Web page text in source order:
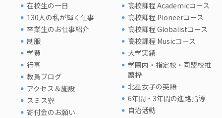
在校生の一日
130人の私が輝く仕事
卒業生のお仕事紹介
制服
学費
行事
教員ブログ
アクセス＆施設
スミス寮
寄付金のお願い
高校課程 Academicコース
高校課程 Pioneerコース
高校課程 Globalistコース
高校課程 Musicコース
大学実績
学園内・指定校・同盟校推
薦枠
北星女子の英語
6年間・3年間の進路指導
自治活動